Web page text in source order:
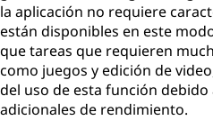
la aplicación no requiere
están disponibles en este
que tareas que requieren
como juegos y edición de
del uso de esta función debido
adicionales de rendimiento.